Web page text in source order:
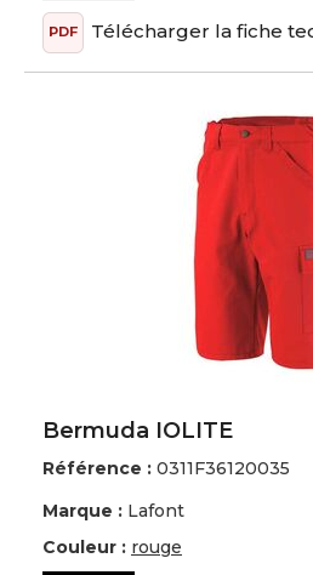
PDF Télécharger la fiche
Bermuda IOLITE
Référence : 0311F36120035
Marque : Lafont
Couleur : rouge